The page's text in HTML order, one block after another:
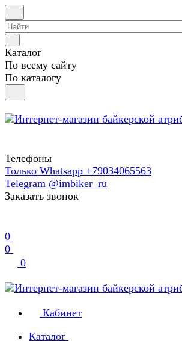
Каталог
По всему сайту
По каталогу
Телефоны
Только Whatsapp +79034065563
Telegram @imbiker_ru
Заказать звонок
0
0
0
Кабинет
Каталог